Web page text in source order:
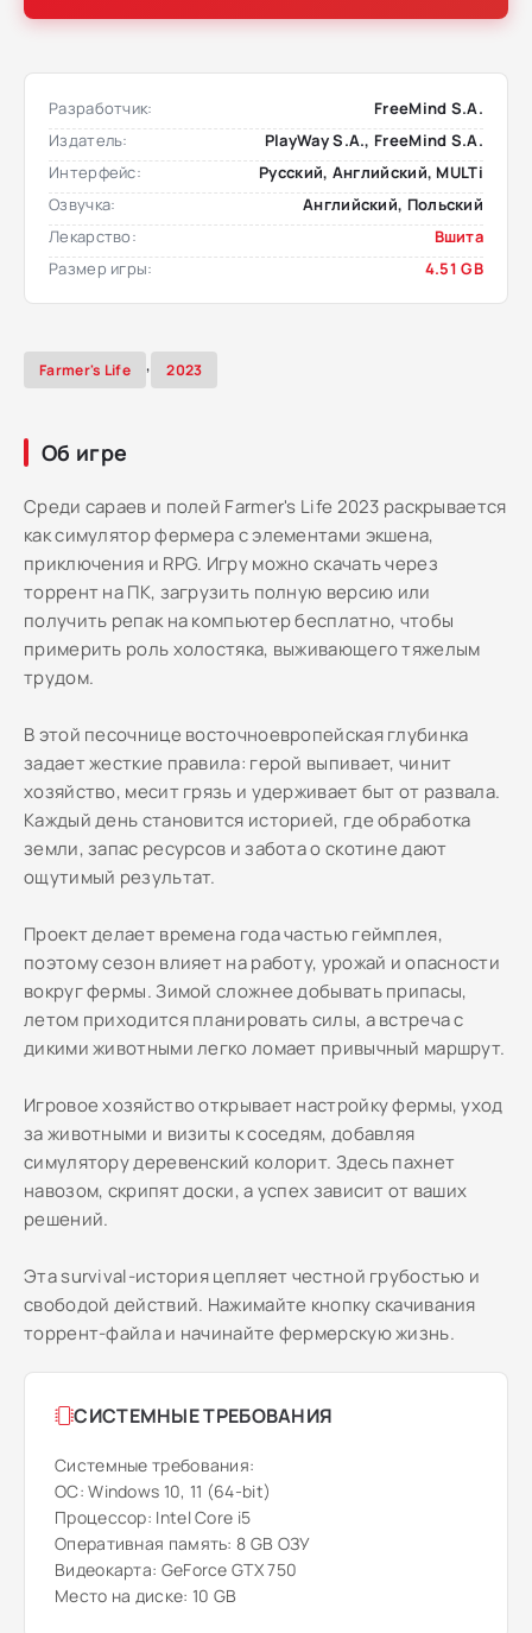
Разработчик:
FreeMind S.A.
Издатель:
PlayWay S.A., FreeMind S.A.
Интерфейс:
Русский, Английский, MULTi
Озвучка:
Английский, Польский
Лекарство:
Вшита
Размер игры:
4.51 GB
Farmer's Life , 2023
Об игре
Среди сараев и полей Farmer's Life 2023 раскрывается
как симулятор фермера с элементами экшена,
приключения и RPG. Игру можно скачать через
торрент на ПК, загрузить полную версию или
получить репак на компьютер бесплатно, чтобы
примерить роль холостяка, выживающего тяжелым
трудом.
В этой песочнице восточноевропейская глубинка
задает жесткие правила: герой выпивает, чинит
хозяйство, месит грязь и удерживает быт от развала.
Каждый день становится историей, где обработка
земли, запас ресурсов и забота о скотине дают
ощутимый результат.
Проект делает времена года частью геймплея,
поэтому сезон влияет на работу, урожай и опасности
вокруг фермы. Зимой сложнее добывать припасы,
летом приходится планировать силы, а встреча с
дикими животными легко ломает привычный маршрут.
Игровое хозяйство открывает настройку фермы, уход
за животными и визиты к соседям, добавляя
симулятору деревенский колорит. Здесь пахнет
навозом, скрипят доски, а успех зависит от ваших
решений.
Эта survival-история цепляет честной грубостью и
свободой действий. Нажимайте кнопку скачивания
торрент-файла и начинайте фермерскую жизнь.
СИСТЕМНЫЕ ТРЕБОВАНИЯ
Системные требования:
ОС: Windows 10, 11 (64-bit)
Процессор: Intel Core i5
Оперативная память: 8 GB ОЗУ
Видеокарта: GeForce GTX 750
Место на диске: 10 GB